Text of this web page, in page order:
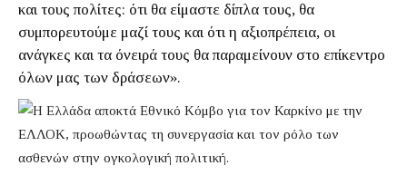
και τους πολίτες: ότι θα είμαστε δίπλα τους, θα
συμπορευτούμε μαζί τους και ότι η αξιοπρέπεια, οι
ανάγκες και τα όνειρά τους θα παραμείνουν στο επίκεντρο
όλων μας των δράσεων».